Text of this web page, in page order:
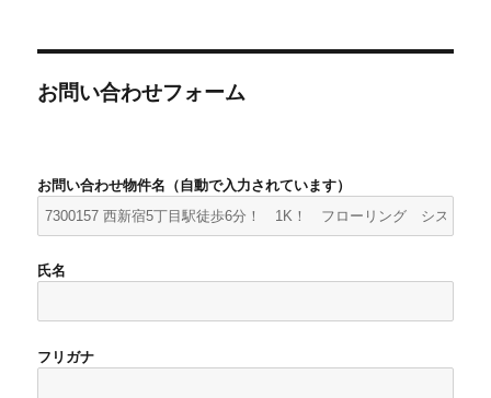
お問い合わせフォーム
お問い合わせ物件名（自動で入力されています）
氏名
フリガナ